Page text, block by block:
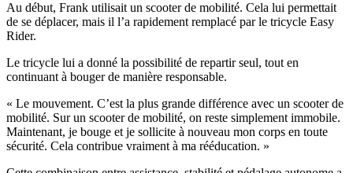
Au début, Frank utilisait un scooter de mobilité. Cela lui permettait
de se déplacer, mais il l’a rapidement remplacé par le tricycle Easy
Rider.
Le tricycle lui a donné la possibilité de repartir seul, tout en
continuant à bouger de manière responsable.
« Le mouvement. C’est la plus grande différence avec un scooter de
mobilité. Sur un scooter de mobilité, on reste simplement immobile.
Maintenant, je bouge et je sollicite à nouveau mon corps en toute
sécurité. Cela contribue vraiment à ma rééducation. »